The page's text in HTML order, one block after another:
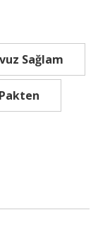
Sağlam